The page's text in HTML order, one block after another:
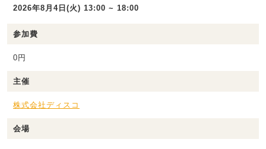
2026年8月4日(火) 13:00 ~ 18:00
参加費
0円
主催
株式会社ディスコ
会場